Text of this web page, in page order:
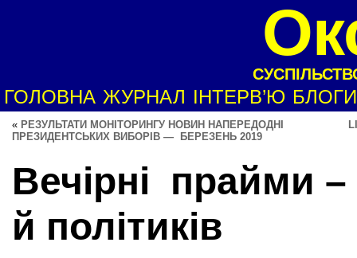
ГОЛОВНА ЖУРНАЛ ІНТЕРВ’Ю БЛОГИ
« РЕЗУЛЬТАТИ МОНІТОРИНГУ НОВИН НАПЕРЕДОДНІ
ПРЕЗИДЕНТСЬКИХ ВИБОРІВ — БЕРЕЗЕНЬ 2019
Вечірні прайми –
й політиків